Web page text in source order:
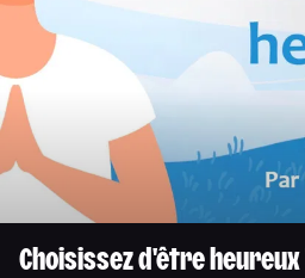
Choisissez d'être heureux